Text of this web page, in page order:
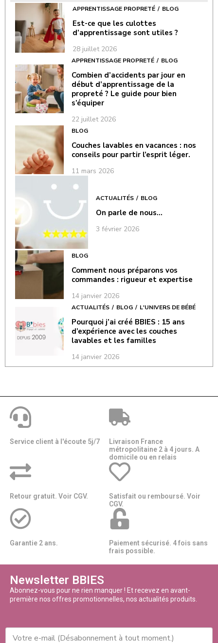
APPRENTISSAGE PROPRETÉ BLOG
Est-ce que les culottes
d’apprentissage sont utiles ?
28 juillet 2026
APPRENTISSAGE PROPRETÉ BLOG
Combien d’accidents par jour en
début d’apprentissage de la
propreté ? Le guide pour bien
s’équiper
22 juillet 2026
BLOG
Couches lavables en vacances : nos
conseils pour partir l’esprit léger.
11 mars 2026
ACTUALITÉS BLOG
On parle de nous…
3 février 2026
BLOG
Comment nous préparons vos
commandes : rigueur et expertise
14 janvier 2026
ACTUALITÉS BLOG L'UNIVERS DE BÉBÉ
Pourquoi j’ai créé BBIES : 15 ans
d’expérience avec les couches
lavables et les familles
14 janvier 2026
Service client à l'écoute 5j/7
Livraison France
métropolitaine 2 à 4 jours. A
domicile ou en relais​​
Retour gratuit. Voir CGV.
Satisfait ou remboursé. Voir
CGV.
Garantie 2 ans.
Paiement sécurisé. 4 fois sans
frais possible.
Newsletter BBIES
Abonnez-vous pour ne rien manquer ! Et recevez en avant-
première nos offres promotionnelles, nos actualités produits.